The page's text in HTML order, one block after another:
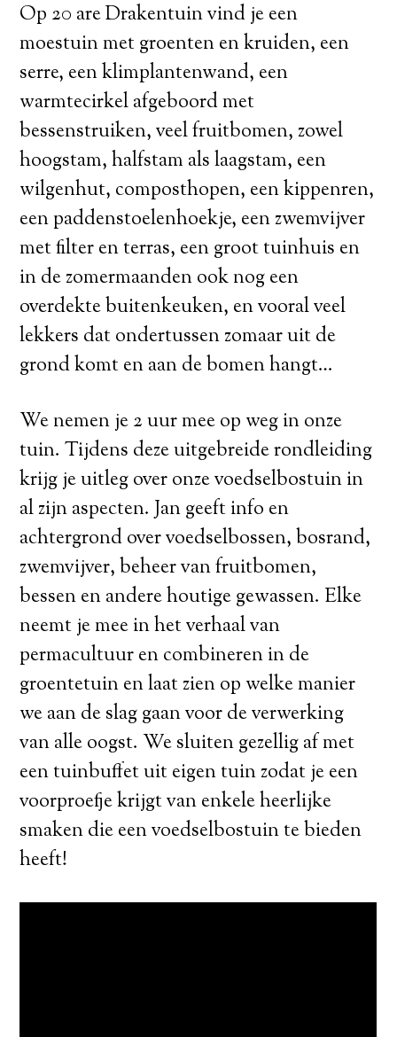
Op 20 are Drakentuin vind je een
moestuin met groenten en kruiden, een
serre, een klimplantenwand, een
warmtecirkel afgeboord met
bessenstruiken, veel fruitbomen, zowel
hoogstam, halfstam als laagstam, een
wilgenhut, composthopen, een kippenren,
een paddenstoelenhoekje, een zwemvijver
met filter en terras, een groot tuinhuis en
in de zomermaanden ook nog een
overdekte buitenkeuken, en vooral veel
lekkers dat ondertussen zomaar uit de
grond komt en aan de bomen hangt…
We nemen je 2 uur mee op weg in onze
tuin. Tijdens deze uitgebreide rondleiding
krijg je uitleg over onze voedselbostuin in
al zijn aspecten. Jan geeft info en
achtergrond over voedselbossen, bosrand,
zwemvijver, beheer van fruitbomen,
bessen en andere houtige gewassen. Elke
neemt je mee in het verhaal van
permacultuur en combineren in de
groentetuin en laat zien op welke manier
we aan de slag gaan voor de verwerking
van alle oogst. We sluiten gezellig af met
een tuinbuffet uit eigen tuin zodat je een
voorproefje krijgt van enkele heerlijke
smaken die een voedselbostuin te bieden
heeft!